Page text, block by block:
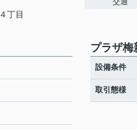
４丁目
プラザ梅
設備条件
取引態様